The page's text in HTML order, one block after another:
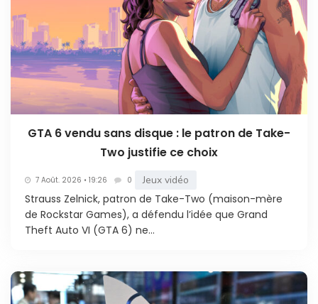
GTA 6 vendu sans disque : le patron de Take-
Two justifie ce choix
7 Août. 2026 • 19:26 0 Jeux vidéo
Strauss Zelnick, patron de Take-Two (maison-mère
de Rockstar Games), a défendu l’idée que Grand
Theft Auto VI (GTA 6) ne...